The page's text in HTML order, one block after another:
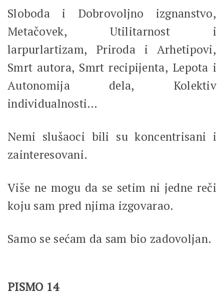
Sloboda i Dobrovoljno izgnanstvo,
Metačovek, Utilitarnost i
larpurlartizam, Priroda i Arhetipovi,
Smrt autora, Smrt recipijenta, Lepota i
Autonomija dela, Kolektiv
individualnosti…
Nemi slušaoci bili su koncentrisani i
zainteresovani.
Više ne mogu da se setim ni jedne reči
koju sam pred njima izgovarao.
Samo se sećam da sam bio zadovoljan.
PISMO 14